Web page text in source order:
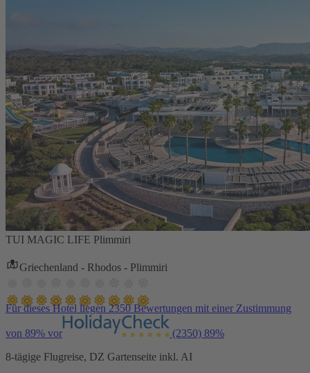
TUI MAGIC LIFE Plimmiri
Griechenland - Rhodos - Plimmiri
Für dieses Hotel liegen 2350 Bewertungen mit einer Zustimmung
von 89% vor (2350) 89%
8-tägige Flugreise, DZ Gartenseite inkl. AI